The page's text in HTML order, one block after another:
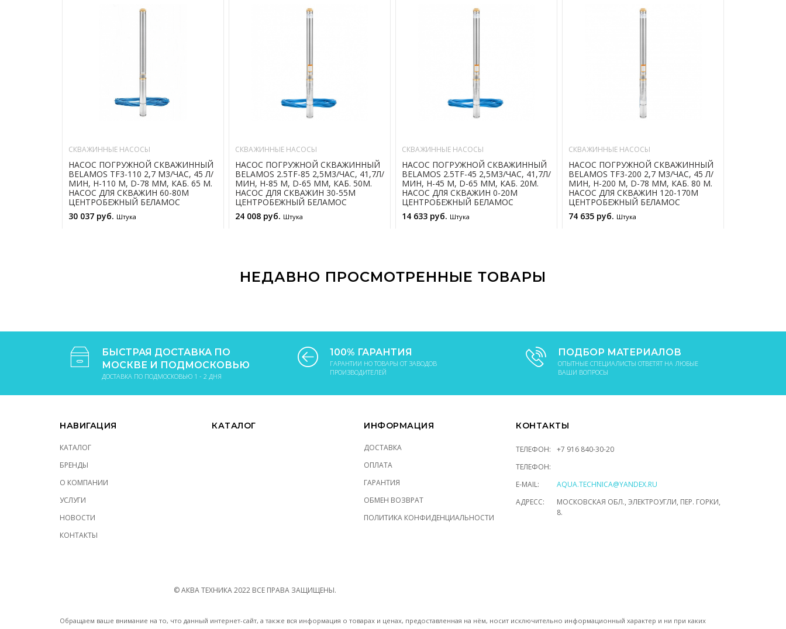
СКВАЖИННЫЕ НАСОСЫ
НАСОС ПОГРУЖНОЙ СКВАЖИННЫЙ
BELAMOS TF3-110 2,7 М3/ЧАС, 45 Л/
МИН, Н-110 М, D-78 ММ, КАБ. 65 М.
НАСОС ДЛЯ СКВАЖИН 60-80М
ЦЕНТРОБЕЖНЫЙ БЕЛАМОС
30 037 руб. Штука
СКВАЖИННЫЕ НАСОСЫ
НАСОС ПОГРУЖНОЙ СКВАЖИННЫЙ
BELAMOS 2.5TF-85 2,5М3/ЧАС, 41,7Л/
МИН, Н-85 М, D-65 ММ, КАБ. 50М.
НАСОС ДЛЯ СКВАЖИН 30-55М
ЦЕНТРОБЕЖНЫЙ БЕЛАМОС
24 008 руб. Штука
СКВАЖИННЫЕ НАСОСЫ
НАСОС ПОГРУЖНОЙ СКВАЖИННЫЙ
BELAMOS 2.5TF-45 2,5М3/ЧАС, 41,7Л/
МИН, Н-45 М, D-65 ММ, КАБ. 20М.
НАСОС ДЛЯ СКВАЖИН 0-20М
ЦЕНТРОБЕЖНЫЙ БЕЛАМОС
14 633 руб. Штука
СКВАЖИННЫЕ НАСОСЫ
НАСОС ПОГРУЖНОЙ СКВАЖИННЫЙ
BELAMOS TF3-200 2,7 М3/ЧАС, 45 Л/
МИН, Н-200 М, D-78 ММ, КАБ. 80 М.
НАСОС ДЛЯ СКВАЖИН 120-170М
ЦЕНТРОБЕЖНЫЙ БЕЛАМОС
74 635 руб. Штука
НЕДАВНО ПРОСМОТРЕННЫЕ ТОВАРЫ
БЫСТРАЯ ДОСТАВКА ПО
МОСКВЕ И ПОДМОСКОВЬЮ
ДОСТАВКА ПО ПОДМОСКОВЬЮ 1 - 2 ДНЯ
100% ГАРАНТИЯ
ГАРАНТИИ НО ТОВАРЫ ОТ ЗАВОДОВ
ПРОИЗВОДИТЕЛЕЙ
ПОДБОР МАТЕРИАЛОВ
ОПЫТНЫЕ СПЕЦИАЛИСТЫ ОТВЕТЯТ НА ЛЮБЫЕ
ВАШИ ВОПРОСЫ
НАВИГАЦИЯ
КАТАЛОГ
БРЕНДЫ
О КОМПАНИИ
УСЛУГИ
НОВОСТИ
КОНТАКТЫ
КАТАЛОГ ИНФОРМАЦИЯ
ДОСТАВКА
ОПЛАТА
ГАРАНТИЯ
ОБМЕН ВОЗВРАТ
ПОЛИТИКА КОНФИДЕНЦИАЛЬНОСТИ
КОНТАКТЫ
ТЕЛЕФОН:
+7 916 840-30-20
ТЕЛЕФОН:
E-MAIL:
AQUA.TECHNICA@YANDEX.RU
АДРЕСС:
МОСКОВСКАЯ ОБЛ., ЭЛЕКТРОУГЛИ, ПЕР. ГОРКИ,
8.
© АКВА ТЕХНИКА2022 ВСЕ ПРАВА ЗАЩИЩЕНЫ.
Обращаем ваше внимание на то, что данный интернет-сайт, а также вся информация о товарах и ценах, предоставленная на нём, носит исключительно информационный характер и ни при каких